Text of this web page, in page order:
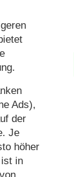
Ads),
der
Je
höher
in